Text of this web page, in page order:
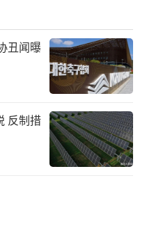
超过12小时的会谈
短得多，从媒体报
双方自会谈开始至
夫当地时间23日夜
当天这轮会谈的总
丑闻曝
反制措